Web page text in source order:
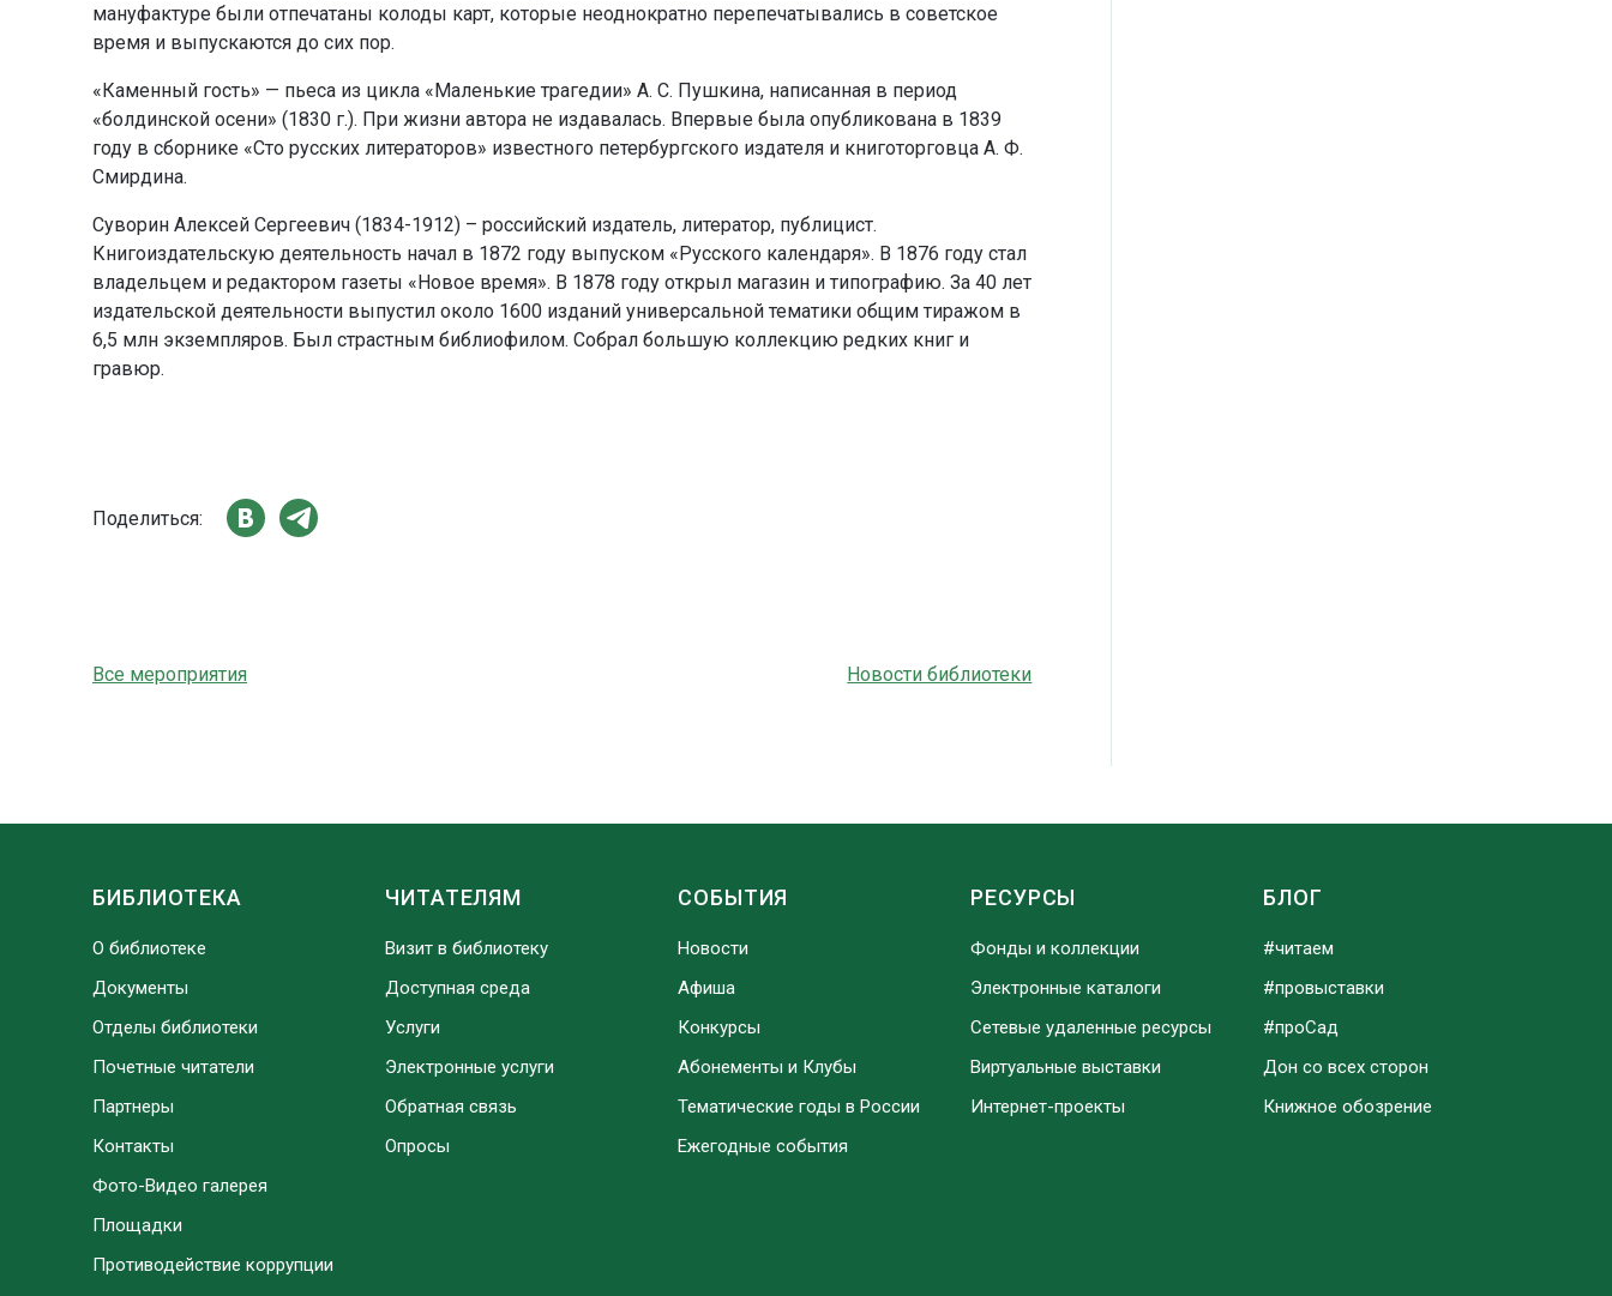
мануфактуре были отпечатаны колоды карт, которые неоднократно перепечатывались в советское
время и выпускаются до сих пор.
«Каменный гость» — пьеса из цикла «Маленькие трагедии» А. С. Пушкина, написанная в период
«болдинской осени» (1830 г.). При жизни автора не издавалась. Впервые была опубликована в 1839
году в сборнике «Сто русских литераторов» известного петербургского издателя и книготорговца А. Ф.
Смирдина.
Суворин Алексей Сергеевич (1834-1912) – российский издатель, литератор, публицист.
Книгоиздательскую деятельность начал в 1872 году выпуском «Русского календаря». В 1876 году стал
владельцем и редактором газеты «Новое время». В 1878 году открыл магазин и типографию. За 40 лет
издательской деятельности выпустил около 1600 изданий универсальной тематики общим тиражом в
6,5 млн экземпляров. Был страстным библиофилом. Собрал большую коллекцию редких книг и
гравюр.
Поделиться:
Все мероприятия Новости библиотеки
БИБЛИОТЕКА
О библиотеке
Документы
Отделы библиотеки
Почетные читатели
Партнеры
Контакты
Фото-Видео галерея
Площадки
Противодействие коррупции
ЧИТАТЕЛЯМ
Визит в библиотеку
Доступная среда
Услуги
Электронные услуги
Обратная связь
Опросы
СОБЫТИЯ
Новости
Афиша
Конкурсы
Абонементы и Клубы
Тематические годы в России
Ежегодные события
РЕСУРСЫ
Фонды и коллекции
Электронные каталоги
Сетевые удаленные ресурсы
Виртуальные выставки
Интернет-проекты
БЛОГ
#читаем
#провыставки
#проСад
Дон со всех сторон
Книжное обозрение